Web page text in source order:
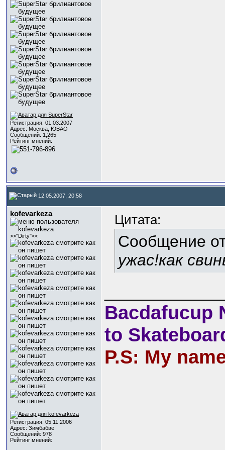
Регистрация: 01.03.2007
Адрес: Москва, ЮВАО
Сообщений: 1,265
Рейтинг мнений:
12.05.2007, 20:58
kofevarkeza
>>"Dirty"<<
Регистрация: 05.11.2006
Адрес: Зимбабве
Сообщений: 978
Рейтинг мнений:
Цитата:
Сообщение
ужас!как
Bacdafucup
to
P.S: My